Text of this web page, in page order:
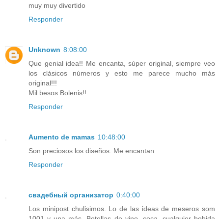
muy muy divertido
Responder
Unknown 8:08:00
Que genial idea!! Me encanta, súper original, siempre veo
los clásicos números y esto me parece mucho más
original!!!
Mil besos Bolenis!!
Responder
Aumento de mamas 10:48:00
Son preciosos los diseños. Me encantan
Responder
cвадебный организатор 0:40:00
Los minipost chulisimos. Lo de las ideas de meseros som